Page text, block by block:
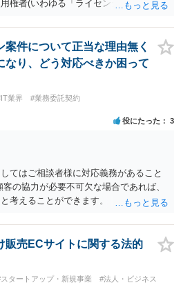
権者(いわゆる「ライセンシー」)が、指
関する商標登録を取り消すことについ
ます(商標法第50条第1項)。 また、登録
る商標権を譲り受ける方法もあり得ま
情に基づく判断を要するご事案かと思
詳しい弁護士や弁理士に直接相談の
てみるとよろしいかと思います。
案件について正当な理由無く
なり、どう対応べきか困って
業界
#業務委託契約
役にたった 3
てはご相談者様に対応義務があること
の協力が必要不可欠な場合であれば、
考えることができます。 トラブルにな
こと、顧客とのやり取りのログを証拠
めいたします。
販売ECサイトに関する法的
タートアップ・新規事業 #法人・ビジネス